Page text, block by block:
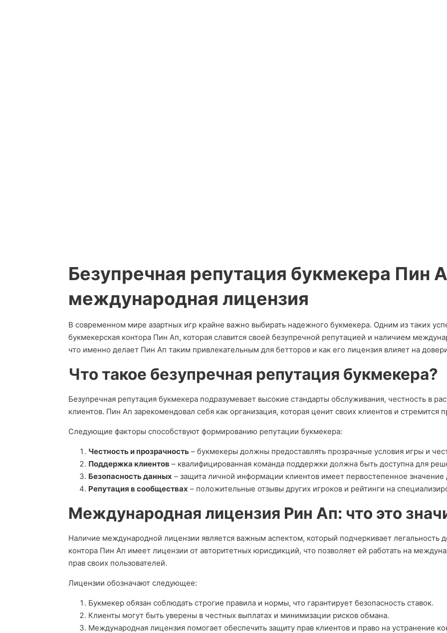
Безупречная репутация букмекера Пин
международная лицензия
В современном мире азартных игр крайне важно выбирать надежного букмекера. Одним из таких
букмекерская контора Пин Ап, которая славится своей безупречной репутацией и наличием
что именно делает Пин Ап таким привлекательным для бетторов и как его лицензия влияет на
Что такое безупречная репутация букмекера?
Безупречная репутация букмекера подразумевает высокие стандарты обслуживания, честность в
клиентов. Пин Ап зарекомендовал себя как организация, которая ценит своих клиентов и стремится
Следующие факторы способствуют формированию репутации букмекера:
Честность и прозрачность – букмекеры должны предоставлять прозрачные условия игры и
Поддержка клиентов – квалифицированная команда поддержки должна быть доступна для
Безопасность данных – защита личной информации клиентов имеет первостепенное значение
Репутация в сообществах – положительные отзывы других игроков и рейтинги на
Международная лицензия Pин Ап: что это
Наличие международной лицензии является важным аспектом, который подчеркивает легальность
контора Пин Ап имеет лицензии от авторитетных юрисдикций, что позволяет ей работать на
прав своих пользователей.
Лицензии обозначают следующее:
Букмекер обязан соблюдать строгие правила и нормы, что гарантирует безопасность ставок.
Клиенты могут быть уверены в честных выплатах и минимизации рисков обмана.
Международная лицензия помогает обеспечить защиту прав клиентов и право на устранение